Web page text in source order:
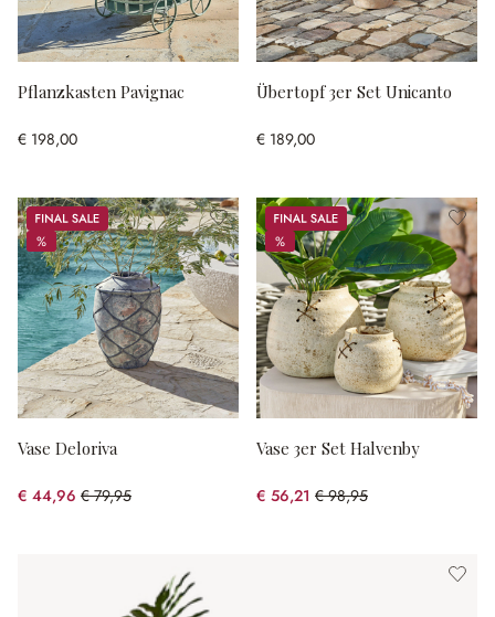
Pflanzkasten Pavignac
€ 198,00
Übertopf 3er Set Unicanto
€ 189,00
Sale
%
%
Vase Deloriva
€ 44,96 € 79,95
(43.76% gespart)
Sale
%
%
Vase 3er Set Halvenby
€ 56,21 € 98,95
(43.19% gespart)